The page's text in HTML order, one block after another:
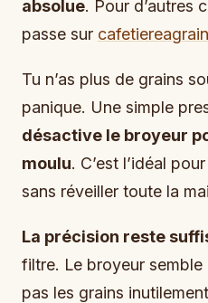
absolue. Pour d’autres
passe sur
Tu n’as plus de grains
panique. Une simple
désactive le broyeur
moulu. C’est l’idéal
sans réveiller toute la
La précision reste
filtre. Le broyeur
pas les grains